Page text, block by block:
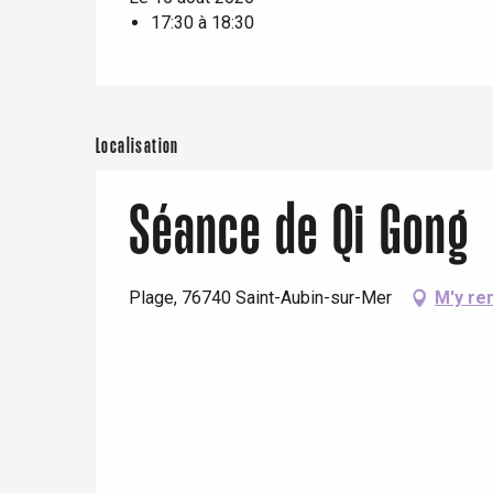
Clères
Forges-les-
17:30 à 18:30
Localisation
Séance de Qi Gong
Plage, 76740 Saint-Aubin-sur-Mer M'y